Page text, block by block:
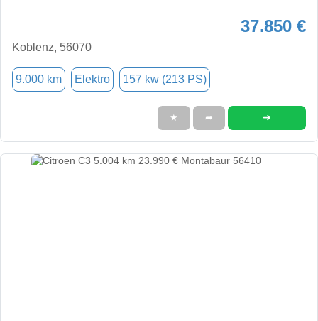
37.850 €
Koblenz, 56070
9.000 km Elektro 157 kw (213 PS)
★ ➦ ➜